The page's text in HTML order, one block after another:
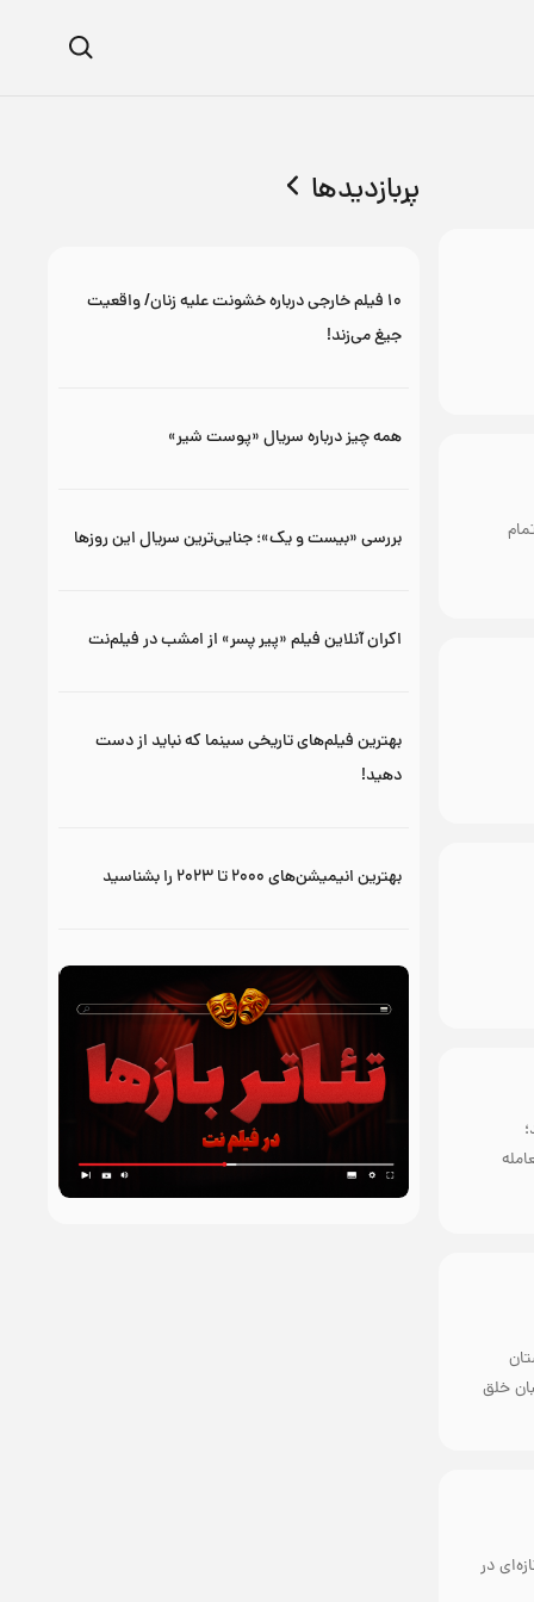
خلق
در
پربازدیدها
۱۰ فیلم خارجی درباره خشونت علیه زنان/ واقعیت
جیغ می‌زند!
همه چیز درباره سریال «پوست شیر»
بررسی «بیست و یک»؛ جنایی‌ترین سریال این روزها
اکران آنلاین فیلم «پیر پسر» از امشب در فیلم‌نت
بهترین فیلم‌های تاریخی سینما که نباید از دست
دهید!
بهترین انیمیشن‌های ۲۰۰۰ تا ۲۰۲۳ را بشناسید